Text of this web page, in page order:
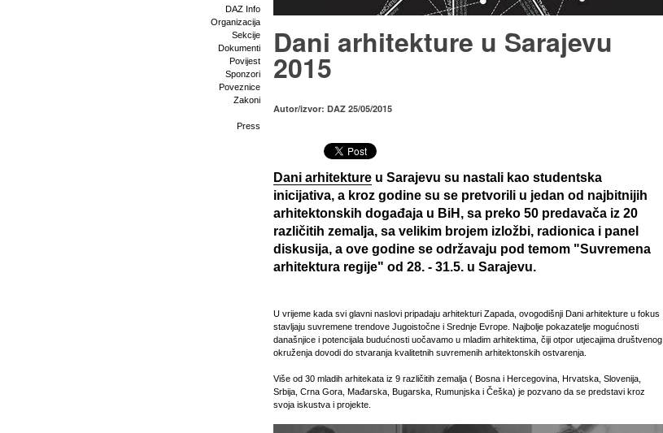
DAZ Info
Organizacija
Sekcije
Dokumenti
Povijest
Sponzori
Poveznice
Zakoni
Press
Dani arhitekture u Sarajevu
2015
Autor/izvor: DAZ 25/05/2015
Dani arhitekture u Sarajevu su nastali kao studentska
inicijativa, a kroz godine su se pretvorili u jedan od najbitnijih
arhitektonskih događaja u BiH, sa preko 50 predavača iz 20
različitih zemalja, sa velikim brojem izložbi, radionica i panel
diskusija, a ove godine se održavaju pod temom "Suvremena
arhitektura regije" od 28. - 31.5. u Sarajevu.
U vrijeme kada svi glavni naslovi pripadaju arhitekturi Zapada, ovogodišnji Dani arhitekture u fokus
stavljaju suvremene trendove Jugoistočne i Srednje Evrope. Najbolje pokazatelje mogućnosti
današnjice i potencijala budućnosti uočavamo u mladim arhitektima, čiji otpor utjecajima društvenog
okruženja dovodi do stvaranja kvalitetnih suvremenih arhitektonskih ostvarenja.
Više od 30 mladih arhitekata iz 9 različitih zemalja ( Bosna i Hercegovina, Hrvatska, Slovenija,
Srbija, Crna Gora, Mađarska, Bugarska, Rumunjska i Češka) je pozvano da se predstavi kroz
svoja iskustva i projekte.